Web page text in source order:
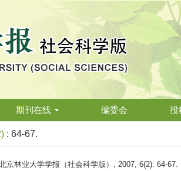
期刊在线 编委会 投
: 64-67.
林业大学学报（社会科学版）, 2007, 6(2): 64-67.